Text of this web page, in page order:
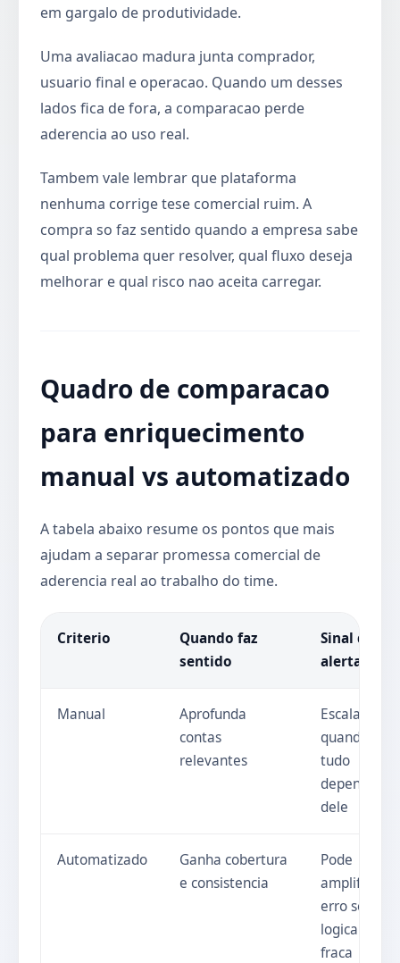
em gargalo de produtividade.
Uma avaliacao madura junta comprador,
usuario final e operacao. Quando um desses
lados fica de fora, a comparacao perde
aderencia ao uso real.
Tambem vale lembrar que plataforma
nenhuma corrige tese comercial ruim. A
compra so faz sentido quando a empresa sabe
qual problema quer resolver, qual fluxo deseja
melhorar e qual risco nao aceita carregar.
Quadro de comparacao
para enriquecimento
manual vs automatizado
A tabela abaixo resume os pontos que mais
ajudam a separar promessa comercial de
aderencia real ao trabalho do time.
Criterio
Quando faz
sentido
Sinal de
alerta
Manual
Aprofunda
contas
relevantes
Escala mal
quando
tudo
depende
dele
Automatizado
Ganha cobertura
e consistencia
Pode
amplificar
erro se a
logica for
fraca